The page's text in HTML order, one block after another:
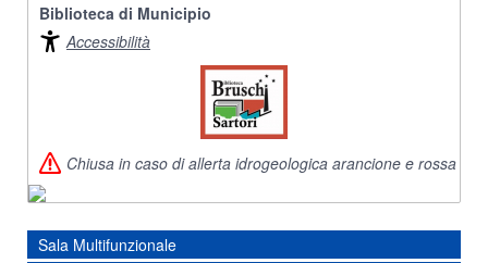
Biblioteca di Municipio
Accessibilità
Chiusa in caso di allerta idrogeologica arancione e rossa
Sala Multifunzionale